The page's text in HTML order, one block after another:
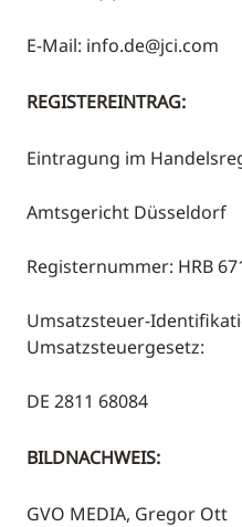
E-Mail: info.de@jci.com
REGISTEREINTRAG:
Eintragung im
Amtsgericht Düsseldorf
Registernummer: HRB
Umsatzsteuer-
Umsatzsteuergesetz:
DE 2811 68084
BILDNACHWEIS:
GVO MEDIA, Gregor Ott